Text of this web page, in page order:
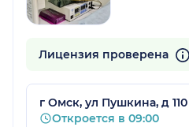
Лицензия проверена
г Омск, ул Пушкина, д 110
Откроется в 09:00